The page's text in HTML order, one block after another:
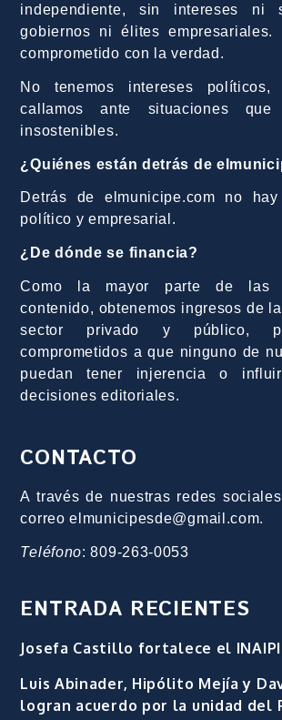
independiente, sin intereses ni
gobiernos ni élites empresariales.
comprometido con la verdad.
No tenemos intereses
callamos ante situaciones que
insostenibles.
¿Quiénes están detrás de
Detrás de elmunicipe.com no
político y empresarial.
¿De dónde se financia?
Como la mayor parte de las
contenido, obtenemos ingresos de
sector privado y público,
comprometidos a que ninguno de
puedan tener injerencia o
decisiones editoriales.
CONTACTO
A través de nuestras redes
correo elmunicipesde@gmail.com.
Teléfono: 809-263-0053
ENTRADA RECIENTES
Josefa Castillo fortalece el INAIPI
Luis Abinader, Hipólito Mejía y
logran acuerdo por la unidad del